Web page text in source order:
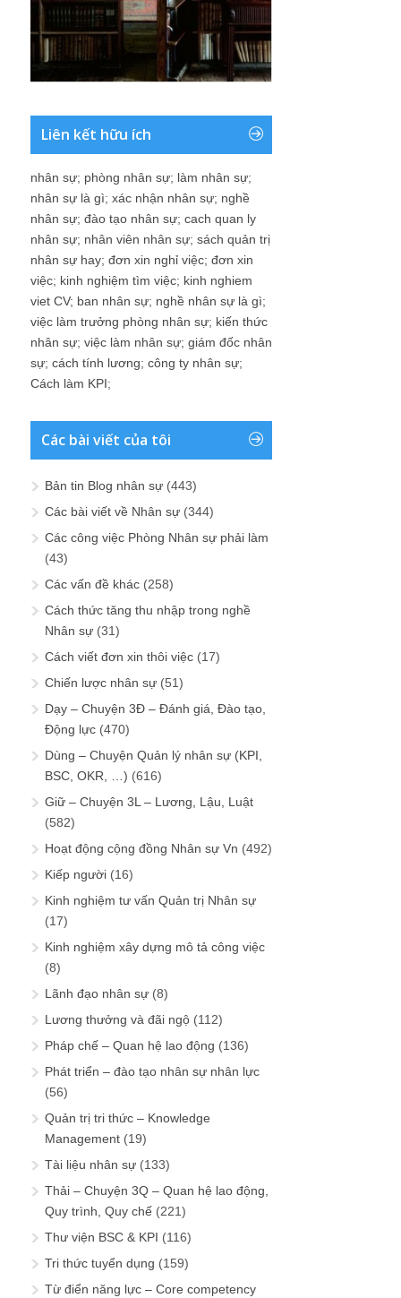
Liên kết hữu ích
nhân sự; phòng nhân sự; làm nhân sự;
nhân sự là gì; xác nhận nhân sự; nghề
nhân sự; đào tạo nhân sự; cach quan ly
nhân sự; nhân viên nhân sự; sách quản trị
nhân sự hay; đơn xin nghỉ việc; đơn xin
việc; kinh nghiệm tìm việc; kinh nghiem
viet CV; ban nhân sự; nghề nhân sự là gì;
việc làm trưởng phòng nhân sự; kiến thức
nhân sự; việc làm nhân sự; giám đốc nhân
sự; cách tính lương; công ty nhân sự;
Cách làm KPI;
Các bài viết của tôi
Bản tin Blog nhân sự (443)
Các bài viết về Nhân sự (344)
Các công việc Phòng Nhân sự phải làm
(43)
Các vấn đề khác (258)
Cách thức tăng thu nhập trong nghề
Nhân sự (31)
Cách viết đơn xin thôi việc (17)
Chiến lược nhân sự (51)
Dạy – Chuyện 3Đ – Đánh giá, Đào tạo,
Động lực (470)
Dùng – Chuyện Quản lý nhân sự (KPI,
BSC, OKR, …) (616)
Giữ – Chuyện 3L – Lương, Lậu, Luật
(582)
Hoạt động cộng đồng Nhân sự Vn (492)
Kiếp người (16)
Kinh nghiệm tư vấn Quản trị Nhân sự
(17)
Kinh nghiệm xây dựng mô tả công việc
(8)
Lãnh đạo nhân sự (8)
Lương thưởng và đãi ngộ (112)
Pháp chế – Quan hệ lao động (136)
Phát triển – đào tạo nhân sự nhân lực
(56)
Quản trị tri thức – Knowledge
Management (19)
Tài liệu nhân sự (133)
Thải – Chuyện 3Q – Quan hệ lao động,
Quy trình, Quy chế (221)
Thư viện BSC & KPI (116)
Tri thức tuyển dụng (159)
Từ điển năng lực – Core competency